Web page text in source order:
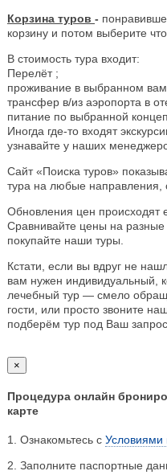
Корзина туров -
корзину и потом выберите
В стоимость тура входит:
Перелёт ;
проживание в выбранном
трансфер в/из аэропорта в
питание по выбранной
Иногда где-то входят
узнавайте у наших
Сайт «Поиска туров»
тура на любые направления,
Обновления цен происходят
Сравнивайте цены на
покупайте наши туры.
Кстати, если вы вдруг не
вам нужен индивидуальный,
лечебный тур — смело
гости, или просто звоните
подберём тур под Ваш
×
Процедура онлайн
карте
1. Ознакомьтесь с Условиями
2. Заполните паспортные